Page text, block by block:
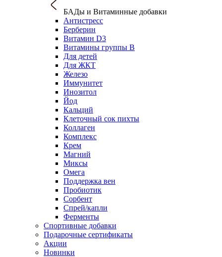
БАДы и Витаминные добавки
Антистресс
Берберин
Витамин D3
Витамины группы B
Для детей
Для ЖКТ
Железо
Иммунитет
Инозитол
Йод
Кальций
Клеточный сок пихты
Коллаген
Комплекс
Крем
Магний
Миксы
Омега
Поддержка вен
Пробиотик
Сорбент
Спрей/капли
Ферменты
Спортивные добавки
Подарочные сертификаты
Акции
Новинки